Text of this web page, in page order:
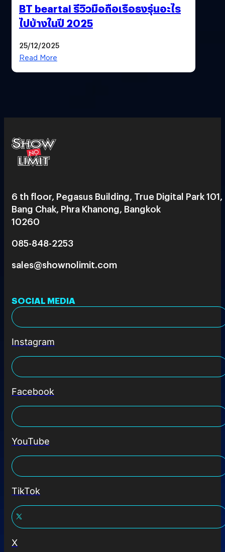
BT beartai รีวิวมือถือเรือธงรุ่นอะไร
ไปบ้างในปี 2025
25/12/2025
Read More
6 th floor, Pegasus Building, True Digital Park 101,
Bang Chak, Phra Khanong, Bangkok
10260
085-848-2253
sales@shownolimit.com
SOCIAL MEDIA
Instagram
Facebook
YouTube
TikTok
X